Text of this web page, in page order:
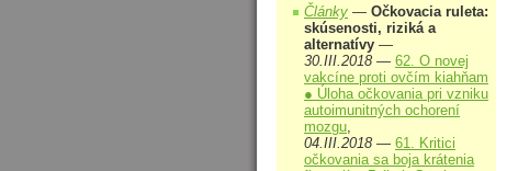
Články — Očkovacia ruleta:
skúsenosti, riziká a
alternatívy —
30.III.2018 — 62. O novej
vakcíne proti ovčím kiahňam
● Úloha očkovania pri vzniku
autoimunitných ochorení
mozgu,
04.III.2018 — 61. Kritici
očkovania sa boja krátenia